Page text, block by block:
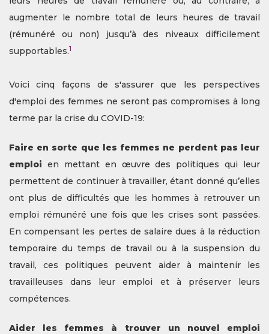
augmenter le nombre total de leurs heures de travail
(rémunéré ou non) jusqu’à des niveaux difficilement
supportables.1
Voici cinq façons de s'assurer que les perspectives
d'emploi des femmes ne seront pas compromises à long
terme par la crise du COVID-19:
Faire en sorte que les femmes ne perdent pas leur
emploi en mettant en œuvre des politiques qui leur
permettent de continuer à travailler, étant donné qu’elles
ont plus de difficultés que les hommes à retrouver un
emploi rémunéré une fois que les crises sont passées.
En compensant les pertes de salaire dues à la réduction
temporaire du temps de travail ou à la suspension du
travail, ces politiques peuvent aider à maintenir les
travailleuses dans leur emploi et à préserver leurs
compétences.
Aider les femmes à trouver un nouvel emploi